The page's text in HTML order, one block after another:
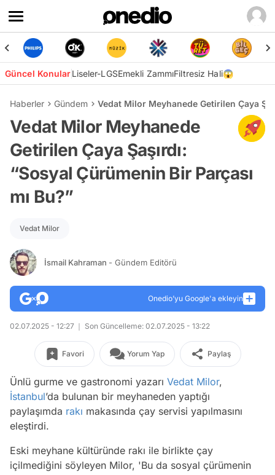
Güncel KonularLiseler-LGSEmekli ZammıFiltresiz Hali😱
Haberler Gündem Vedat Milor Meyhanede Getirilen Çaya
Vedat Milor Meyhanede
Getirilen Çaya Şaşırdı:
“Sosyal Çürümenin Bir Parçası
mı Bu?”
Vedat Milor
İsmail Kahraman - Gündem Editörü
Onedio’yu Google'a ekleyin
02.07.2025 - 12:27 Son Güncelleme: 02.07.2025 - 13:22
Favori Yorum Yap Paylaş
Ünlü gurme ve gastronomi yazarı Vedat Milor,
İstanbul’da bulunan bir meyhaneden yaptığı
paylaşımda rakı makasında çay servisi yapılmasını
eleştirdi.
Eski meyhane kültüründe rakı ile birlikte çay
içilmediğini söyleyen Milor, 'Bu da sosyal çürümenin